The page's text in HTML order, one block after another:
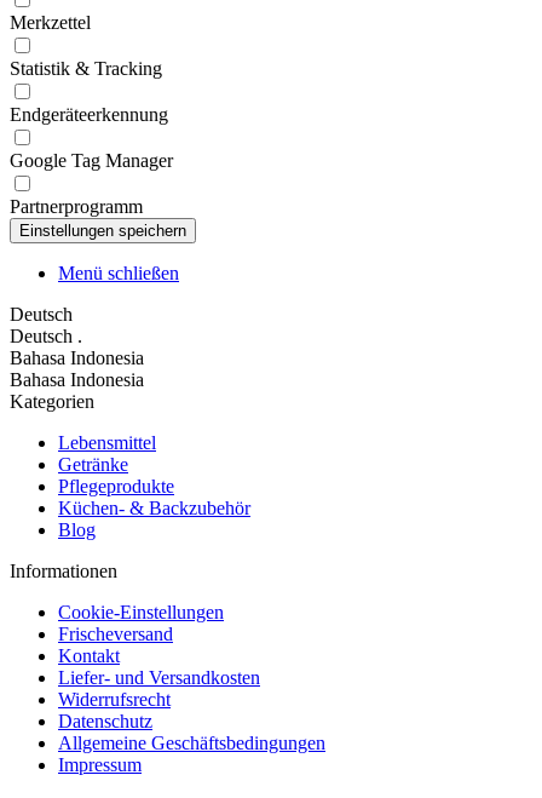
Merkzettel
Statistik & Tracking
Endgeräteerkennung
Google Tag Manager
Partnerprogramm
Menü schließen
Deutsch
Deutsch .
Bahasa Indonesia
Bahasa Indonesia
Kategorien
Lebensmittel
Getränke
Pflegeprodukte
Küchen- & Backzubehör
Blog
Informationen
Cookie-Einstellungen
Frischeversand
Kontakt
Liefer- und Versandkosten
Widerrufsrecht
Datenschutz
Allgemeine Geschäftsbedingungen
Impressum